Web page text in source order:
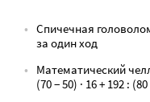
Спичечная
за один ход
Математический
(70 − 50) · 16 + 192 :